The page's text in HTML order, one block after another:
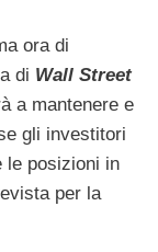
ora di
di Wall Street
a mantenere e
gli investitori
le posizioni in
per la